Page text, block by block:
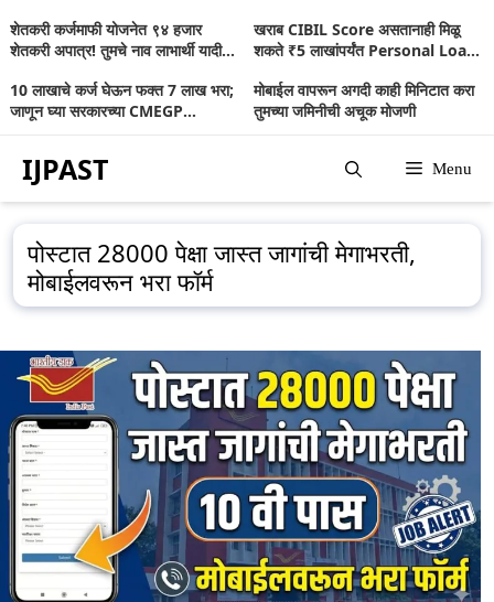
Skip
to
content
शेतकरी कर्जमाफी योजनेत ९४ हजार
शेतकरी अपात्र! तुमचे नाव लाभार्थी यादीत
खराब CIBIL Score असतानाही मिळू
शकते ₹5 लाखांपर्यंत Personal Loan;
10 लाखाचे कर्ज घेऊन फक्त 7 लाख भरा;
जाणून घ्या सरकारच्या CMEGP
मोबाईल वापरून अगदी काही मिनिटात करा
तुमच्या जमिनीची अचूक मोजणी
IJPAST Menu
पोस्टात 28000 पेक्षा जास्त जागांची मेगाभरती,
मोबाईलवरून भरा फॉर्म